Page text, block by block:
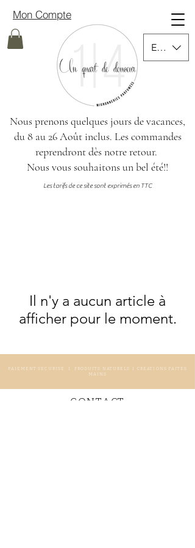
Les tarifs de ce site sont exprimés en TTC
EUR (€)
Mon Compte
Nous prenons quelques jours de vacances,
du 8 au 26 Août inclus. Les commandes
reprendront dès notre retour.
Nous vous souhaitons un bel été!!
Il n'y a aucun article à
afficher pour le moment.
PAIEMENT SECURISE I PRODUITS NATURELS I CREATIONS FAITES
MAINS
CONTACT